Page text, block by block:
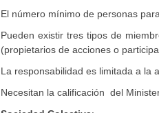
El número mínimo de personas
Pueden existir tres tipos de
(propietarios de acciones o
La responsabilidad es limitada a la
Necesitan la calificación del